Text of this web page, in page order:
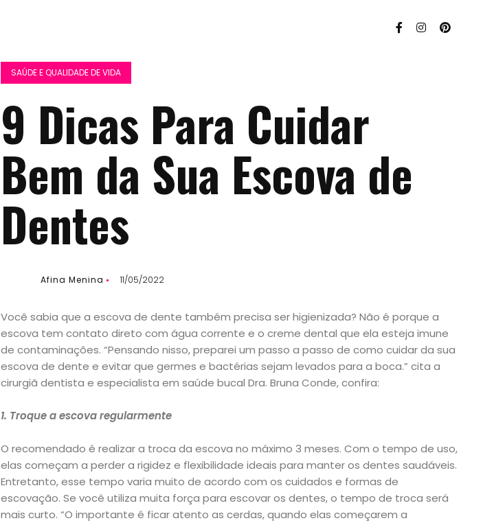
SAÚDE E QUALIDADE DE VIDA
9 Dicas Para Cuidar
Bem da Sua Escova de
Dentes
Afina Menina 11/05/2022
Você sabia que a escova de dente também precisa ser higienizada? Não é porque a
escova tem contato direto com água corrente e o creme dental que ela esteja imune
de contaminações. “Pensando nisso, preparei um passo a passo de como cuidar da sua
escova de dente e evitar que germes e bactérias sejam levados para a boca.” cita a
cirurgiã dentista e especialista em saúde bucal Dra. Bruna Conde, confira:
1. Troque a escova regularmente
O recomendado é realizar a troca da escova no máximo 3 meses. Com o tempo de uso,
elas começam a perder a rigidez e flexibilidade ideais para manter os dentes saudáveis.
Entretanto, esse tempo varia muito de acordo com os cuidados e formas de
escovação. Se você utiliza muita força para escovar os dentes, o tempo de troca será
mais curto. “O importante é ficar atento as cerdas, quando elas começarem a